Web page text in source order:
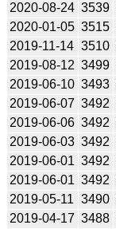
2020-08-24 3539
2020-01-05 3515
2019-11-14 3510
2019-08-12 3499
2019-06-10 3493
2019-06-07 3492
2019-06-06 3492
2019-06-03 3492
2019-06-01 3492
2019-06-01 3492
2019-05-11 3490
2019-04-17 3488